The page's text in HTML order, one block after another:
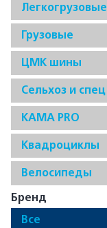
Легкогрузовые
Грузовые
ЦМК шины
Сельхоз и спец
КАМА PRO
Квадроциклы
Велосипеды
Бренд
Все